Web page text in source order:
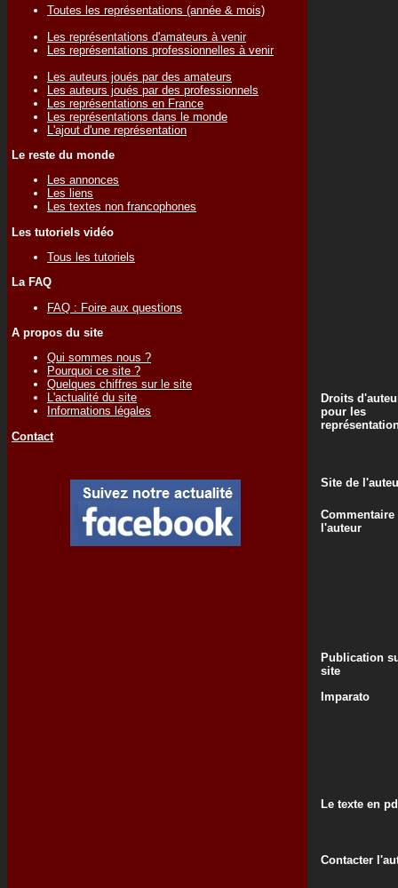
Toutes les représentations (année & mois)
Les représentations d'amateurs à venir
Les représentations professionnelles à venir
Les auteurs joués par des amateurs
Les auteurs joués par des professionnels
Les représentations en France
Les représentations dans le monde
L'ajout d'une représentation
Le reste du monde
Les annonces
Les liens
Les textes non francophones
Les tutoriels vidéo
Tous les tutoriels
La FAQ
FAQ : Foire aux questions
A propos du site
Qui sommes nous ?
Pourquoi ce site ?
Quelques chiffres sur le site
L'actualité du site
Informations légales
Contact
Droits
pour les
Site de
Commentaire
l'auteur
Publication
site
Imparato
Le texte en
Contacter